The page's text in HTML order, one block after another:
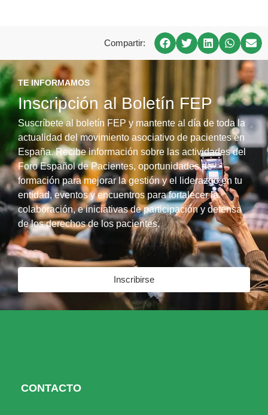
Compartir:
TE INFORMAMOS
Inscripción al Boletín FEP
Suscríbete al boletín FEP y mantente al día de toda la
actualidad del movimiento asociativo de pacientes en
España. Recibe información sobre las actividades del
Foro Español de Pacientes, oportunidades de
formación para mejorar la gestión y el liderazgo en tu
entidad, eventos y encuentros para fortalecer la
colaboración, e iniciativas de participación y defensa
de los derechos de los pacientes.
Inscribirse
CONTACTO